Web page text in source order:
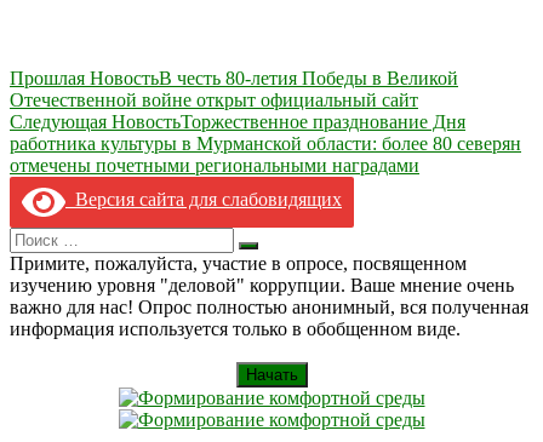
Навигация
по
записям
Прошлая НовостьВ честь 80-летия Победы в Великой
Отечественной войне открыт официальный сайт
Следующая НовостьТоржественное празднование Дня
работника культуры в Мурманской области: более 80 северян
отмечены почетными региональными наградами
Версия сайта для слабовидящих
Search
for:
Искать
Примите, пожалуйста, участие в опросе, посвященном
изучению уровня "деловой" коррупции. Ваше мнение очень
важно для нас! Опрос полностью анонимный, вся полученная
информация используется только в обобщенном виде.
Начать